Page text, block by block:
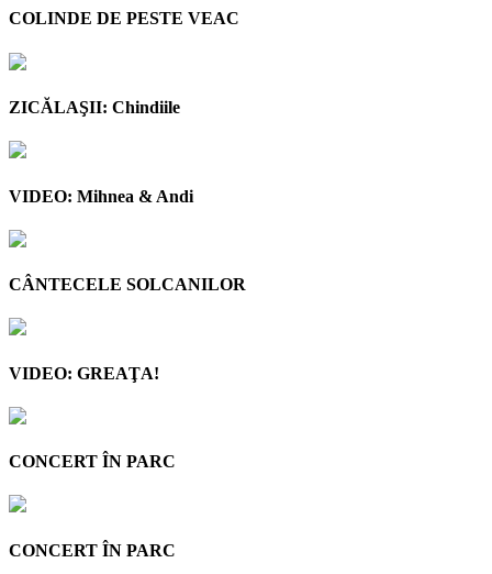
COLINDE DE PESTE VEAC
ZICĂLAŞII: Chindiile
VIDEO: Mihnea & Andi
CÂNTECELE SOLCANILOR
VIDEO: GREAŢA!
CONCERT ÎN PARC
CONCERT ÎN PARC